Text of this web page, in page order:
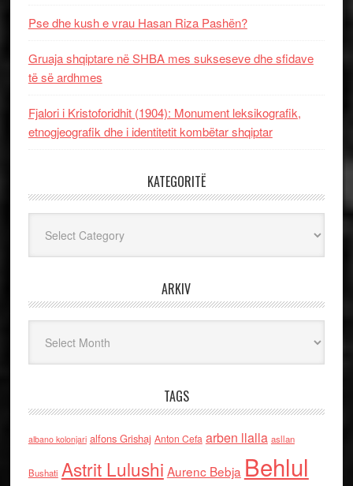
Pse dhe kush e vrau Hasan Riza Pashën?
Gruaja shqiptare në SHBA mes sukseseve dhe sfidave
të së ardhmes
Fjalori i Kristoforidhit (1904): Monument leksikografik,
etnogjeografik dhe i identitetit kombëtar shqiptar
KATEGORITË
ARKIV
TAGS
albano kolonjari alfons Grishaj Anton Cefa arben llalla asllan
Bushati Astrit Lulushi Aurenc Bebja Behlul